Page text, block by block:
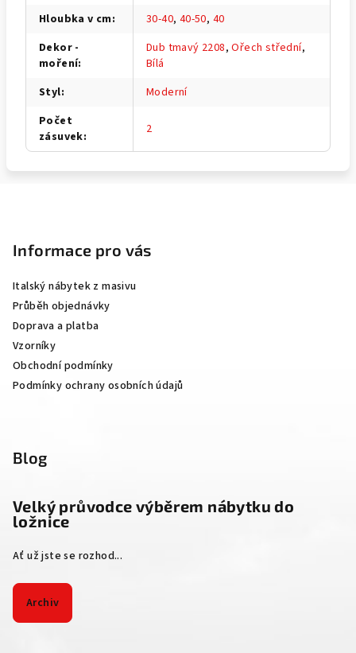
Hloubka v cm: 30-40, 40-50, 40
Dekor -
moření:
Dub tmavý 2208,Ořech střední,
Bílá
Styl:
Moderní
Počet
zásuvek: 2
Informace pro vás
Italský nábytek z masivu
Průběh objednávky
Doprava a platba
Vzorníky
Obchodní podmínky
Podmínky ochrany osobních údajů
Blog
Velký průvodce výběrem nábytku do
ložnice
Ať už jste se rozhod...
Archiv